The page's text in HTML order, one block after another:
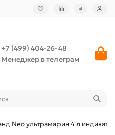
₽
+7 (499) 404-26-48
Менеджер в телеграм
Neo ультрамарин 4 л